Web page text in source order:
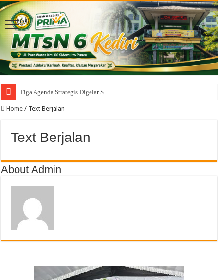
Tiga Agenda Strategis Digelar Serent
Home / Text Berjalan
Text Berjalan
About Admin